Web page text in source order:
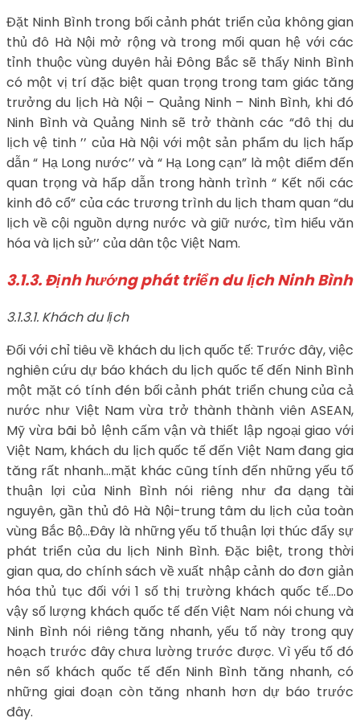
Đặt Ninh Bình trong bối cảnh phát triển của không gian
thủ đô Hà Nội mở rộng và trong mối quan hệ với các
tỉnh thuộc vùng duyên hải Đông Bắc sẽ thấy Ninh Bình
có một vị trí đặc biệt quan trọng trong tam giác tăng
trưởng du lịch Hà Nội – Quảng Ninh – Ninh Bình, khi đó
Ninh Bình và Quảng Ninh sẽ trở thành các “đô thị du
lịch vệ tinh ’’ của Hà Nội với một sản phẩm du lịch hấp
dẫn “ Hạ Long nước’’ và “ Hạ Long cạn” là một điểm đến
quan trọng và hấp dẫn trong hành trình “ Kết nối các
kinh đô cổ” của các trương trình du lịch tham quan “du
lịch về cội nguồn dựng nước và giữ nước, tìm hiểu văn
hóa và lịch sử’’ của dân tộc Việt Nam.
3.1.3. Định hướng phát triển du lịch Ninh Bình
3.1.3.1. Khách du lịch
Đối với chỉ tiêu về khách du lịch quốc tế: Trước đây, việc
nghiên cứu dự báo khách du lịch quốc tế đến Ninh Bình
một mặt có tính đén bối cảnh phát triển chung của cả
nước như Việt Nam vừa trở thành thành viên ASEAN,
Mỹ vừa bãi bỏ lệnh cấm vận và thiết lập ngoại giao với
Việt Nam, khách du lịch quốc tế đến Việt Nam đang gia
tăng rất nhanh…mặt khác cũng tính đến những yếu tố
thuận lợi của Ninh Bình nói riêng như đa dạng tài
nguyên, gần thủ đô Hà Nội-trung tâm du lịch của toàn
vùng Bắc Bộ…Đây là những yếu tố thuận lợi thúc đẩy sự
phát triển của du lịch Ninh Bình. Đặc biệt, trong thời
gian qua, do chính sách về xuất nhập cảnh do đơn giản
hóa thủ tục đối với 1 số thị trường khách quốc tế…Do
vậy số lượng khách quốc tế đến Việt Nam nói chung và
Ninh Bình nói riêng tăng nhanh, yếu tố này trong quy
hoạch trước đây chưa lường trước được. Vì yếu tố đó
nên số khách quốc tế đến Ninh Bình tăng nhanh, có
những giai đoạn còn tăng nhanh hơn dự báo trước
đây.